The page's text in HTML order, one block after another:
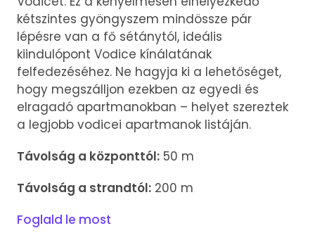
kétszintes gyöngyszem mindössze pár
lépésre van a fő sétánytól, ideális
kiindulópont Vodice kínálatának
felfedezéséhez. Ne hagyja ki a lehetőséget,
hogy megszálljon ezekben az egyedi és
elragadó apartmanokban – helyet szereztek
a legjobb vodicei apartmanok listáján.
Távolság a központtól: 50 m
Távolság a strandtól: 200 m
Foglald le most